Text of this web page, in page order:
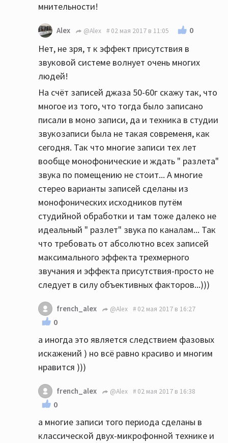
мнительности!
Alex @Alex 02 мая 2017 в 11:05 0
Нет, не зря, т к эффект присутствия в
звуковой системе волнует очень многих
людей!
На счёт записей джаза 50-60г скажу так, что
многое из того, что тогда было записано
писали в моно записи, да и техника в студии
звукозаписи была не такая современя, как
сегодня. Так что многие записи тех лет
вообще монофонические и ждать " разлета"
звука по помещению не стоит... А многие
стерео варианты записей сделаны из
монофонических исходников путём
студийной обработки и там тоже далеко не
идеальный " разлет" звука по каналам... Так
что требовать от абсолютно всех записей
максимального эффекта трехмерного
звучания и эффекта присутствия-просто не
следует в силу объективных факторов...)))
french_alex @Alex 02 мая 2017 в 16:27
0
а иногда это является следствием фазовых
искажений ) но всё равно красиво и многим
нравится )))
french_alex @Alex 02 мая 2017 в 16:38
0
а многие записи того периода сделаны в
классической двух-микрофонной технике и